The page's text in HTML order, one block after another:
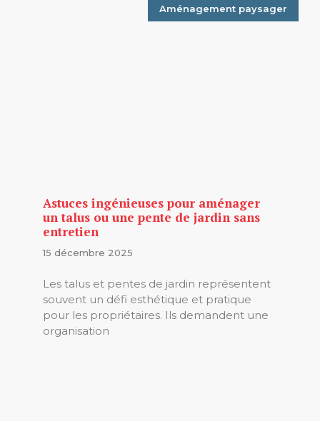
Aménagement paysager
Astuces ingénieuses pour aménager
un talus ou une pente de jardin sans
entretien
15 décembre 2025
Les talus et pentes de jardin représentent
souvent un défi esthétique et pratique
pour les propriétaires. Ils demandent une
organisation